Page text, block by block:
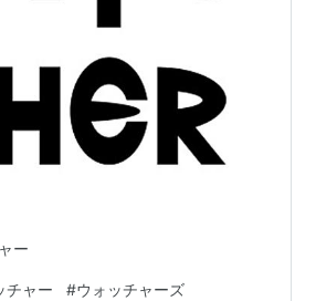
ー
チャー #ウォッチャーズ